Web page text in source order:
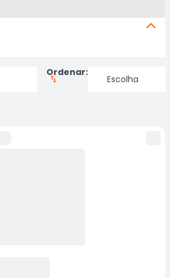
Ordenar: